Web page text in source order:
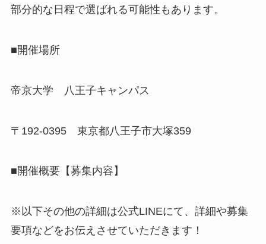
部分的な日程で選ばれる可能性もあります。
■開催場所
帝京大学 八王子キャンパス
〒192-0395 東京都八王子市大塚359
■開催概要【募集内容】
※以下その他の詳細は公式LINEにて、詳細や募集
要項などをお伝えさせていただきます！